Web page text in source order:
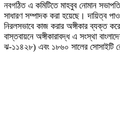
নবগঠিত এ কমিটিতে মাহবুব নোমান
সাধারণ সম্পাদক করা হয়েছে। দায়িত্ব
নিরলসভাবে কাজ করার অঙ্গীকার ব্যক্ত
বাস্তবায়নে অঙ্গীকারাবদ্ধ এ সংস্থা
ঝ-১১৪২৮) এবং ১৮৬০ সালের সোসাইটি